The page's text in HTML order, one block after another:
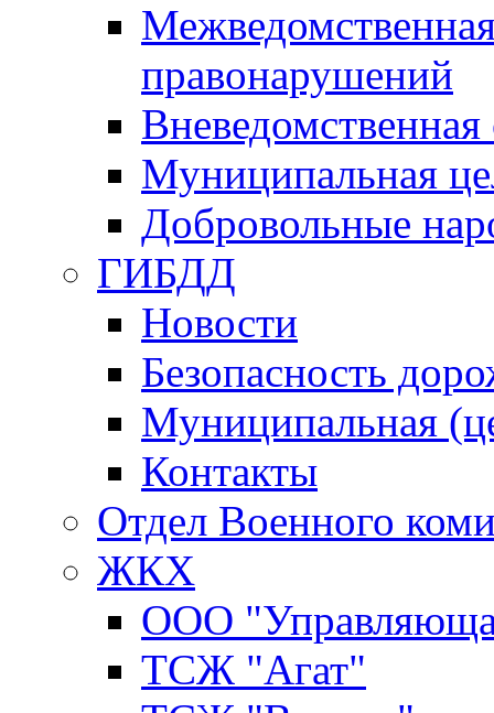
правонарушений
Вневедомственная
Муниципальная
Добровольные
ГИБДД
Новости
Безопасность
Муниципальная
Контакты
Отдел Военного
ЖКХ
ООО
ТСЖ "Агат"